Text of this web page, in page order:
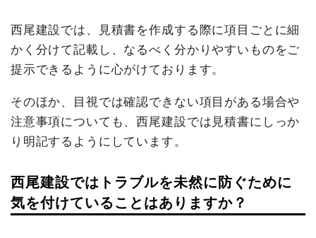
西尾建設では、見積書を作成する際に項目ごとに細
かく分けて記載し、なるべく分かりやすいものをご
提示できるように心がけております。
そのほか、目視では確認できない項目がある場合や
注意事項についても、西尾建設では見積書にしっか
り明記するようにしています。
西尾建設ではトラブルを未然に防ぐために
気を付けていることはありますか？